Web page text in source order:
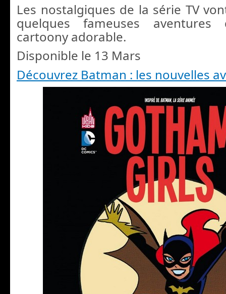
Les nostalgiques de la série TV
quelques fameuses
cartoony adorable.
Disponible le 13 Mars
Découvrez Batman : les nouvelles